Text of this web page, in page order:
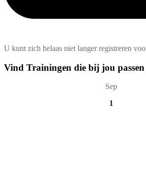
U kunt zich helaas niet langer registreren
Vind Trainingen die bij jou passen
Sep
1